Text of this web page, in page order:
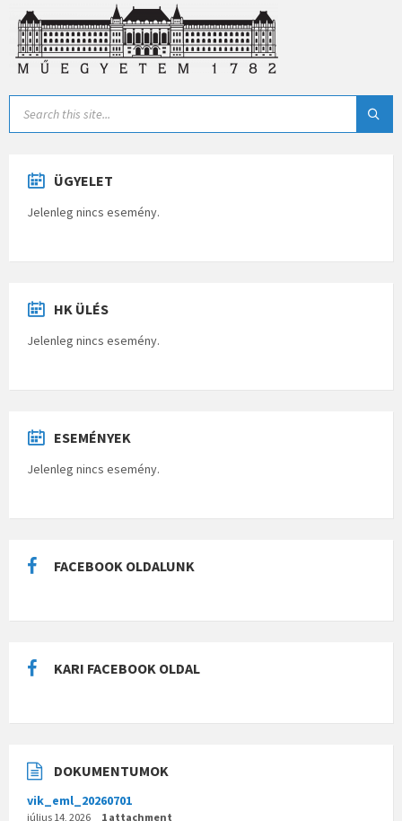
ÜGYELET
Jelenleg nincs esemény.
HK ÜLÉS
Jelenleg nincs esemény.
ESEMÉNYEK
Jelenleg nincs esemény.
FACEBOOK OLDALUNK
KARI FACEBOOK OLDAL
DOKUMENTUMOK
vik_eml_20260701
július 14, 2026 1 attachment